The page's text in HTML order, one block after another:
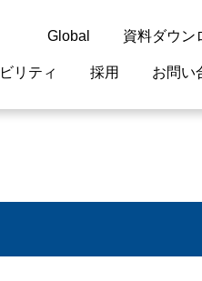
Global
閉じる
資料ダウン
リティ 採用 お問い
いて